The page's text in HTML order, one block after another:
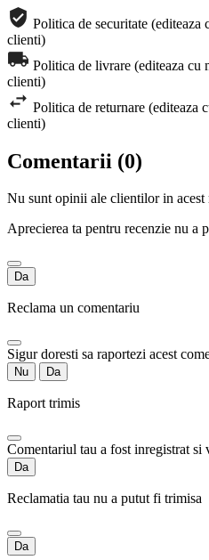
Politica de securitate (editeaza
clienti)
Politica de livrare (editeaza cu
clienti)
Politica de returnare (editeaza
clienti)
Comentarii (0)
Nu sunt opinii ale clientilor in acest
Aprecierea ta pentru recenzie nu a
Da
Reclama un comentariu
Sigur doresti sa raportezi acest
Nu Da
Raport trimis
Comentariul tau a fost inregistrat si
Da
Reclamatia tau nu a putut fi trimisa
Da